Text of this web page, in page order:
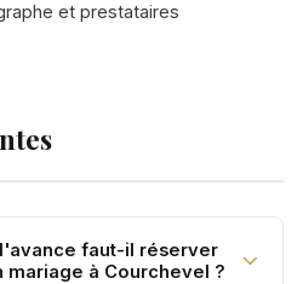
et prestataires
faut-il réserver
mariage à Courchevel ?